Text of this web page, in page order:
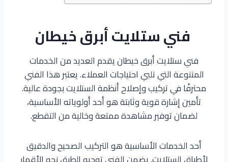
فني ستلايت أبرق خيطان
فني ستلايت أبرق خيطان يقدم العديد من الخدمات
المتنوعة التي تلبي احتياجات العملاء. يعتبر هذا الفني
محترفًا في تركيب وإصلاح أنظمة الستلايت بجودة عالية.
تأمين إشارة قوية وثابتة هو أحد أولوياته الأساسية،
لضمان توفير مشاهدة ممتعة وخالية من التقطع.
أحد الخدمات الأساسية هو التركيب الصحيح والدقيق